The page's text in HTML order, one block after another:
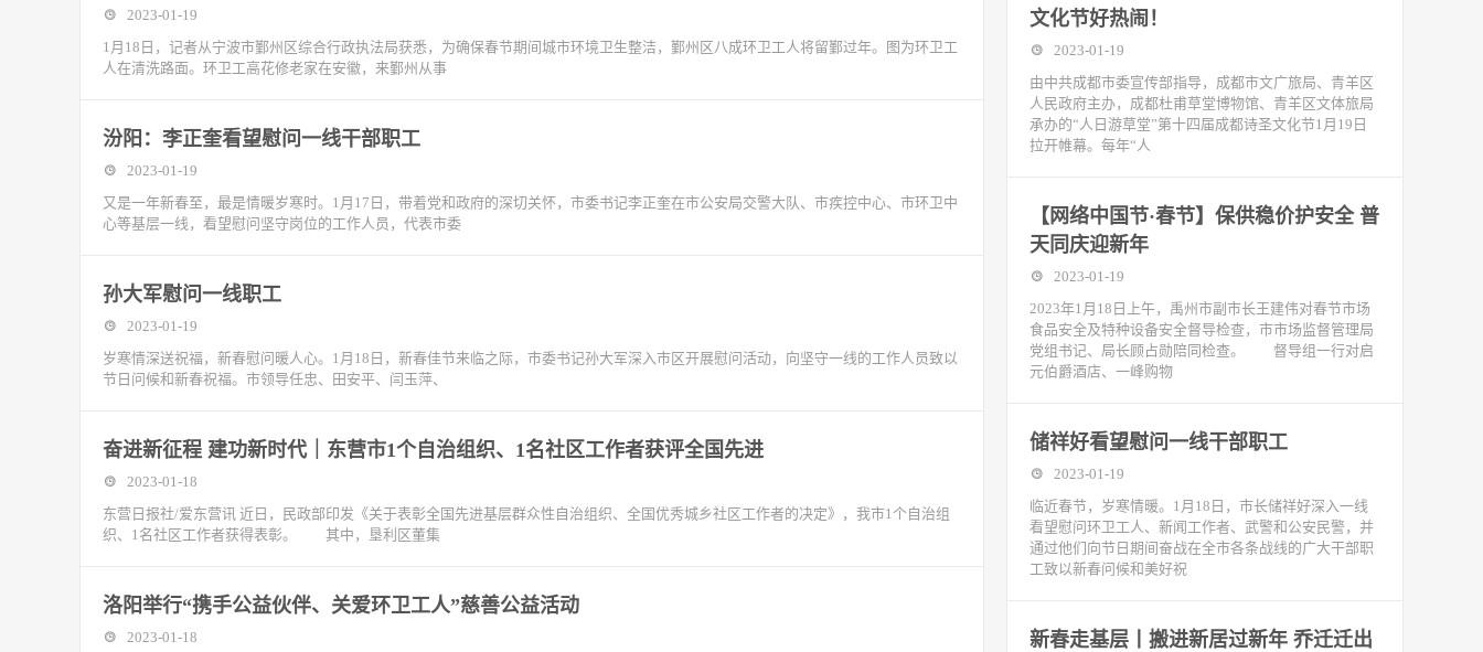
2023-01-19
1月18日，记者从宁波市鄞州区综合行政执法局获悉，为确保春节期间城市环境卫生整洁，鄞州区八成环卫工人将留鄞过年。图为环卫工
人在清洗路面。环卫工高花修老家在安徽，来鄞州从事
汾阳：李正奎看望慰问一线干部职工
2023-01-19
又是一年新春至，最是情暖岁寒时。1月17日，带着党和政府的深切关怀，市委书记李正奎在市公安局交警大队、市疾控中心、市环卫中
心等基层一线，看望慰问坚守岗位的工作人员，代表市委
孙大军慰问一线职工
2023-01-19
岁寒情深送祝福，新春慰问暖人心。1月18日，新春佳节来临之际，市委书记孙大军深入市区开展慰问活动，向坚守一线的工作人员致以
节日问候和新春祝福。市领导任忠、田安平、闫玉萍、
奋进新征程 建功新时代｜东营市1个自治组织、1名社区工作者获评全国先进
2023-01-18
东营日报社/爱东营讯 近日，民政部印发《关于表彰全国先进基层群众性自治组织、全国优秀城乡社区工作者的决定》，我市1个自治组
织、1名社区工作者获得表彰。 其中，垦利区董集
洛阳举行“携手公益伙伴、关爱环卫工人”慈善公益活动
2023-01-18
文化节好热闹！
2023-01-19
由中共成都市委宣传部指导，成都市文广旅局、青羊区
人民政府主办，成都杜甫草堂博物馆、青羊区文体旅局
承办的“人日游草堂”第十四届成都诗圣文化节1月19日
拉开帷幕。每年“人
【网络中国节·春节】保供稳价护安全 普
天同庆迎新年
2023-01-19
2023年1月18日上午，禹州市副市长王建伟对春节市场
食品安全及特种设备安全督导检查，市市场监督管理局
党组书记、局长顾占勋陪同检查。 督导组一行对启
元伯爵酒店、一峰购物
储祥好看望慰问一线干部职工
2023-01-19
临近春节，岁寒情暖。1月18日，市长储祥好深入一线
看望慰问环卫工人、新闻工作者、武警和公安民警，并
通过他们向节日期间奋战在全市各条战线的广大干部职
工致以新春问候和美好祝
新春走基层丨搬进新居过新年 乔迁迁出